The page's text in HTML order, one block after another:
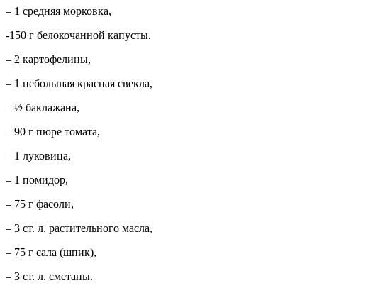
– 1 средняя морковка,
-150 г белокочанной капусты.
– 2 картофелины,
– 1 небольшая красная свекла,
– ½ баклажана,
– 90 г пюре томата,
– 1 луковица,
– 1 помидор,
– 75 г фасоли,
– 3 ст. л. растительного масла,
– 75 г сала (шпик),
– 3 ст. л. сметаны.